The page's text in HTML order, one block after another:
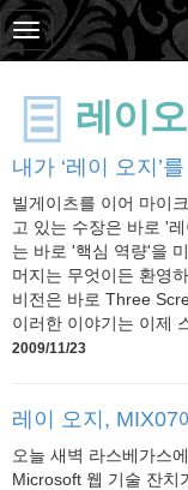
레이오
내가 ‘레이 오지’
빌게이츠를 이어 마이
고 있는 수장은 바로 '
는 바로 '핵심 역량'을
머지는 무엇이든 환영
비전은 바로 Three
이러한 이야기는 이제
2009/11/23
레이 오지, MIX07
오늘 새벽 라스베가스
Microsoft 웹 기술 잔치